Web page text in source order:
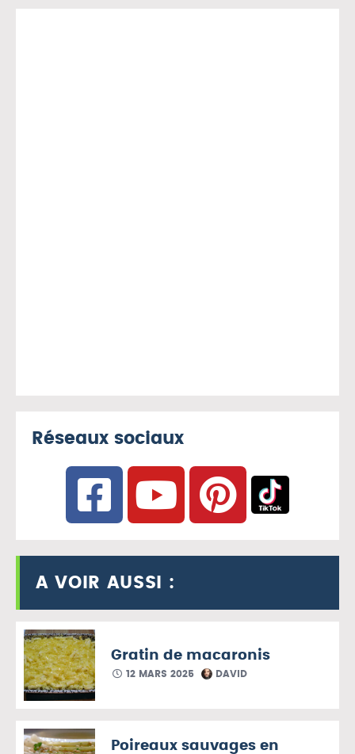
Réseaux sociaux
A VOIR AUSSI :
Gratin de macaronis
12 MARS 2025 DAVID
Poireaux sauvages en